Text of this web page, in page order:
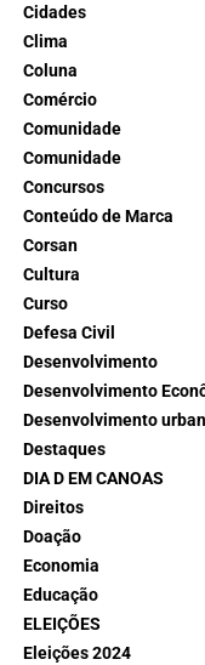
Cidades
Clima
Coluna
Comércio
Comunidade
Comunidade
Concursos
Conteúdo de Marca
Corsan
Cultura
Curso
Defesa Civil
Desenvolvimento
Desenvolvimento
Desenvolvimento
Destaques
DIA D EM CANOAS
Direitos
Doação
Economia
Educação
ELEIÇÕES
Eleições 2024